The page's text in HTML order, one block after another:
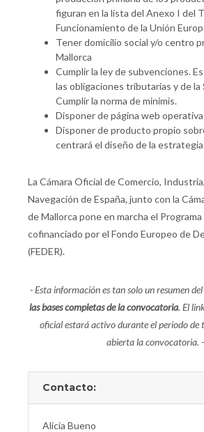
figuran en la lista del Anexo I del
Funcionamiento de la Unión
Tener domicilio social y/o centro
Mallorca
Cumplir la ley de subvenciones.
las obligaciones tributarias y de la
Cumplir la norma de minimis.
Disponer de página web operativa
Disponer de producto propio
centrará el diseño de la
La Cámara Oficial de Comercio,
Navegación de España, junto con la
de Mallorca pone en marcha el
cofinanciado por el Fondo Europeo de
(FEDER).
- Esta información es tan solo un resumen
las bases completas de la convocatoria. El
oficial estará activo durante el periodo de
abierta la convocatoria. -
Contacto:
Alicia Bueno